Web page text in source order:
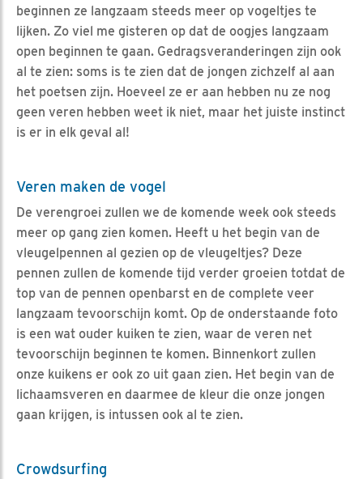
beginnen ze langzaam steeds meer op vogeltjes te
lijken. Zo viel me gisteren op dat de oogjes langzaam
open beginnen te gaan. Gedragsveranderingen zijn ook
al te zien: soms is te zien dat de jongen zichzelf al aan
het poetsen zijn. Hoeveel ze er aan hebben nu ze nog
geen veren hebben weet ik niet, maar het juiste instinct
is er in elk geval al!
Veren maken de vogel
De verengroei zullen we de komende week ook steeds
meer op gang zien komen. Heeft u het begin van de
vleugelpennen al gezien op de vleugeltjes? Deze
pennen zullen de komende tijd verder groeien totdat de
top van de pennen openbarst en de complete veer
langzaam tevoorschijn komt. Op de onderstaande foto
is een wat ouder kuiken te zien, waar de veren net
tevoorschijn beginnen te komen. Binnenkort zullen
onze kuikens er ook zo uit gaan zien. Het begin van de
lichaamsveren en daarmee de kleur die onze jongen
gaan krijgen, is intussen ook al te zien.
Crowdsurfing